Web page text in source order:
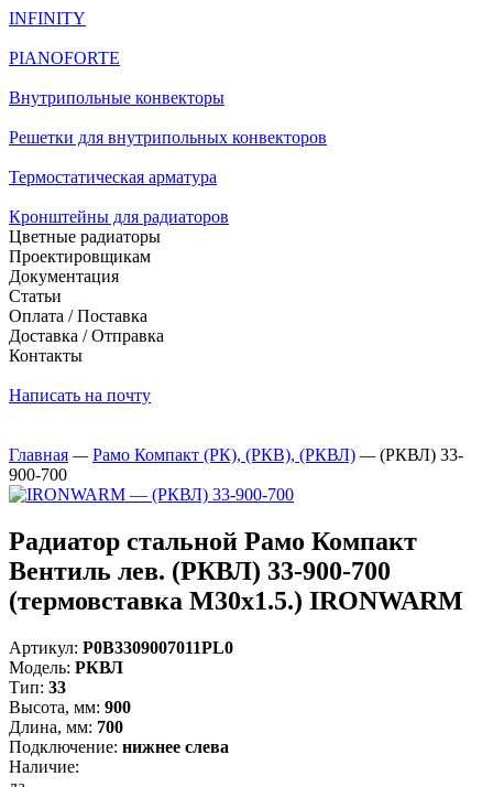
INFINITY
PIANOFORTE
Внутрипольные конвекторы
Решетки для внутрипольных конвекторов
Термостатическая арматура
Кронштейны для радиаторов
Цветные радиаторы
Проектировщикам
Документация
Статьи
Оплата / Поставка
Доставка / Отправка
Контакты
Написать на почту
Главная — Рамо Компакт (РК), (РКВ), (РКВЛ) — (РКВЛ) 33-
900-700
Радиатор стальной Рамо Компакт
Вентиль лев. (РКВЛ) 33-900-700
(термовставка М30х1.5.) IRONWARM
Артикул: Р0В3309007011PL0
Модель: РКВЛ
Тип: 33
Высота, мм: 900
Длина, мм: 700
Подключение: нижнее слева
Наличие: